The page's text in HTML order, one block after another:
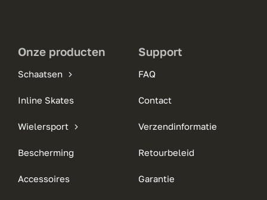
Onze producten
Schaatsen
Inline Skates
Wielersport
Bescherming
Accessoires
Support
FAQ
Contact
Verzendinformatie
Retourbeleid
Garantie